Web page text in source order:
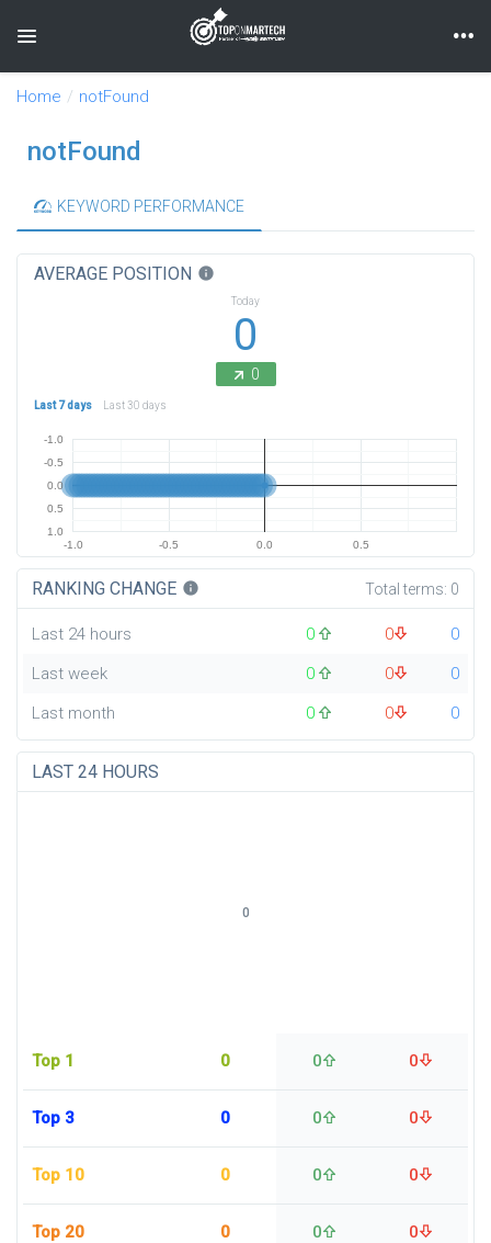
Toggle navigation
Home notFound
notFound
KEYWORD PERFORMANCE
AVERAGE POSITION info
Today
0
0
Last 7 days Last 30 days
-1.0 -0.5 0.0 0.5
-1.0
-0.5
0.0
0.5
1.0
RANKING CHANGE info Total terms: 0
Last 24 hours 0 0
0
Last week
0 0
0
Last month
0 0 0
LAST 24 HOURS
Top 1 0 0 0
Top 3 0 0 0
Top 10 0 0 0
Top 20 0 0 0
0